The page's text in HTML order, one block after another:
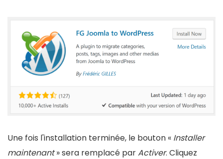
Une fois l'installation terminée, le bouton « Installer
maintenant» sera remplacé parActiver. Cliquez